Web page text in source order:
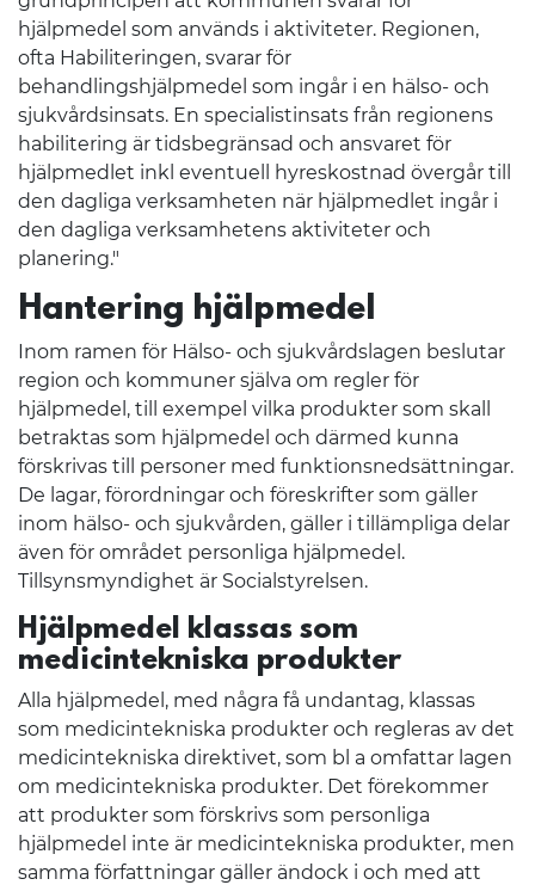
hjälpmedel som används i aktiviteter. Regionen,
ofta Habiliteringen, svarar för
behandlingshjälpmedel som ingår i en hälso- och
sjukvårdsinsats. En specialistinsats från regionens
habilitering är tidsbegränsad och ansvaret för
hjälpmedlet inkl eventuell hyreskostnad övergår till
den dagliga verksamheten när hjälpmedlet ingår i
den dagliga verksamhetens aktiviteter och
planering."
Hantering hjälpmedel
Inom ramen för Hälso- och sjukvårdslagen beslutar
region och kommuner själva om regler för
hjälpmedel, till exempel vilka produkter som skall
betraktas som hjälpmedel och därmed kunna
förskrivas till personer med funktionsnedsättningar.
De lagar, förordningar och föreskrifter som gäller
inom hälso- och sjukvården, gäller i tillämpliga delar
även för området personliga hjälpmedel.
Tillsynsmyndighet är Socialstyrelsen.
Hjälpmedel klassas som
medicintekniska produkter
Alla hjälpmedel, med några få undantag, klassas
som medicintekniska produkter och regleras av det
medicintekniska direktivet, som bl a omfattar lagen
om medicintekniska produkter. Det förekommer
att produkter som förskrivs som personliga
hjälpmedel inte är medicintekniska produkter, men
samma författningar gäller ändock i och med att